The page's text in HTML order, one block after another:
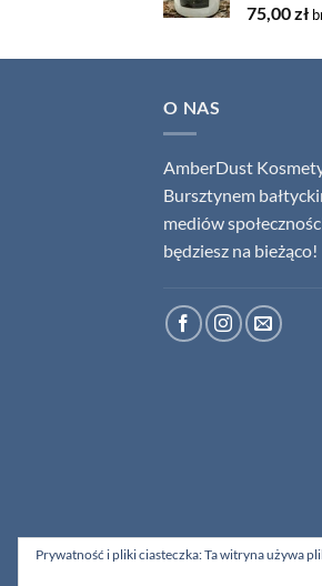
75,00zł
O NAS
AmberDust
Bursztynem
mediów
będziesz na bieżąco!
O NAS
Prywatność i pliki ciasteczka: Ta witryna używa